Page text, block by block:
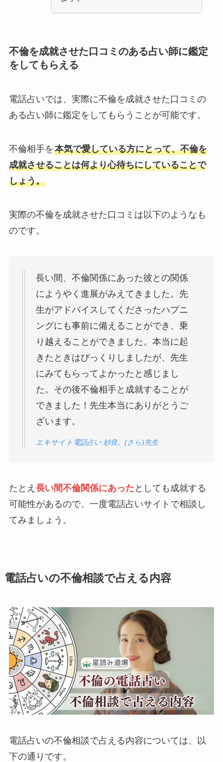
不倫を成就させた口コミのある占い師に鑑定
をしてもらえる
電話占いでは、実際に不倫を成就させた口コミの
ある占い師に鑑定をしてもらうことが可能です。
不倫相手を本気で愛している方にとって、不倫を
成就させることは何より心待ちにしていることで
しょう。
実際の不倫を成就させた口コミは以下のようなも
のです。
長い間、不倫関係にあった彼との関係
にようやく進展がみえてきました。先
生がアドバイスしてくださったハプニ
ングにも事前に備えることができ、乗
り越えることができました。本当に起
きたときはびっくりしましたが、先生
にみてもらってよかったと感じまし
た。その後不倫相手と成就することが
できました！先生本当にありがとうご
ざいます。
エキサイト電話占い 紗良。(さら)先生
たとえ 長い間不倫関係にあった としても成就する
可能性があるので、一度電話占いサイトで相談し
てみましょう。
電話占いの不倫相談で占える内容
電話占いの不倫相談で占える内容については、以
下の通りです。